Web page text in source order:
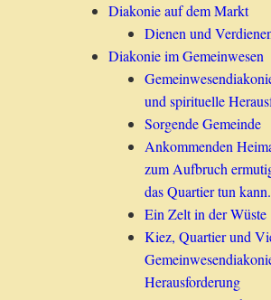
Diakonie auf dem Markt
Dienen und
Diakonie im Gemeinwesen
und spirituelle
Sorgende Gemeinde
Ankommenden
zum Aufbruch
das Quartier tun kann.
Ein Zelt in der Wüste
Kiez, Quartier und
Herausforderung